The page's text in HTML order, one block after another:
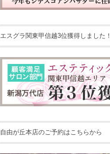
エスグラ関東甲信越3位獲得しました！
自由が丘本店のご予約はこちらから